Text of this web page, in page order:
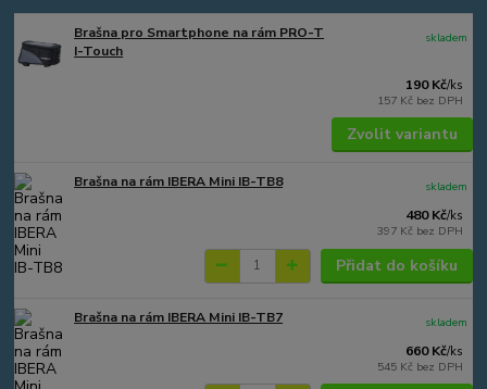
Brašna pro Smartphone na rám PRO-T
I-Touch
190 Kč/ks
157 Kč bez DPH
skladem
Zvolit variantu
Brašna na rám IBERA Mini IB-TB8
480 Kč/ks
397 Kč bez DPH
skladem
Přidat do košíku
Brašna na rám IBERA Mini IB-TB7
660 Kč/ks
545 Kč bez DPH
skladem